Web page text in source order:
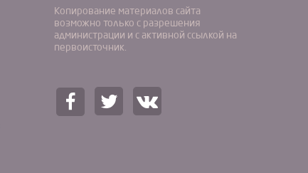
Копирование материалов сайта
возможно только с разрешения
администрации и с активной ссылкой на
первоисточник.